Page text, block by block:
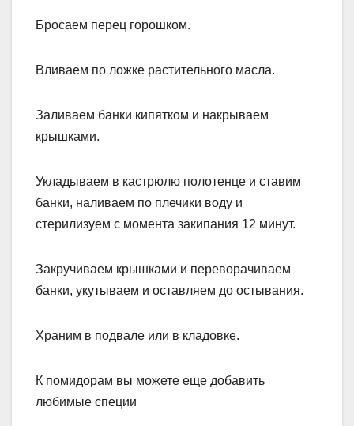
Бросаем перец горошком.
Вливаем по ложке растительного масла.
Заливаем банки кипятком и накрываем
крышками.
Укладываем в кастрюлю полотенце и ставим
банки, наливаем по плечики воду и
стерилизуем с момента закипания 12 минут.
Закручиваем крышками и переворачиваем
банки, укутываем и оставляем до остывания.
Храним в подвале или в кладовке.
К помидорам вы можете еще добавить
любимые специи